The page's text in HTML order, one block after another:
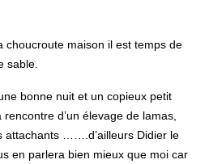
choucroute maison il est temps de
sable.
bonne nuit et un copieux petit
rencontre d’un élevage de lamas,
attachants …….d’ailleurs Didier le
en parlera bien mieux que moi car